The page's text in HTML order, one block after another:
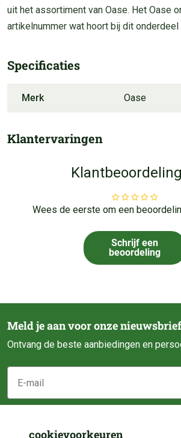
uit het assortiment van Oase. Het Oase
artikelnummer wat hoort bij dit onderdeel
Specificaties
Merk Oase
Klantervaringen
Wees de eerste om een
Schrijf een
beoordeling
Meld je aan voor onze nieuwsbrief
Ontvang de beste aanbiedingen en
E-mail
Klantenservice
cookievoorkeuren